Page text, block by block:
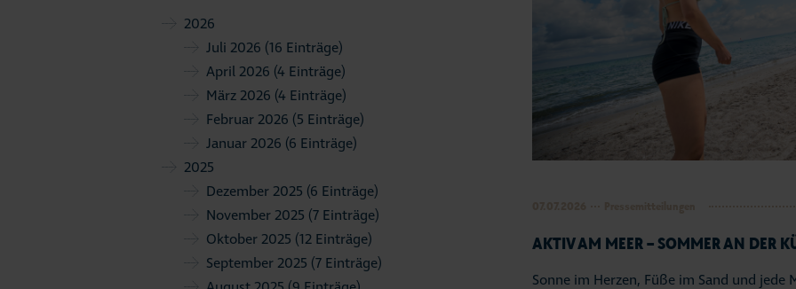
2026
Juli 2026 (16 Einträge)
April 2026 (4 Einträge)
März 2026 (4 Einträge)
Februar 2026 (5 Einträge)
Januar 2026 (6 Einträge)
2025
Dezember 2025 (6 Einträge)
November 2025 (7 Einträge)
Oktober 2025 (12 Einträge)
September 2025 (7 Einträge)
AKTIV AM MEER – SOMMER AN DER
Sonne im Herzen, Füße im Sand und jede